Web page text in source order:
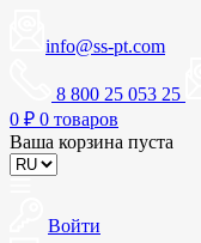
info@ss-pt.com
8 800 25 053 25
0 ₽ 0 товаров
Ваша корзина пуста
Войти